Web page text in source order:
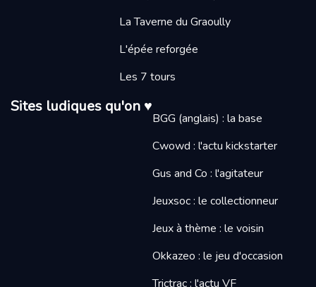
La Taverne du Graoully
L'épée reforgée
Les 7 tours
Sites ludiques qu'on ♥
BGG (anglais) : la base
Cwowd : l'actu kickstarter
Gus and Co : l'agitateur
Jeuxsoc : le collectionneur
Jeux à thème : le voisin
Okkazeo : le jeu d'occasion
Trictrac : l'actu VF